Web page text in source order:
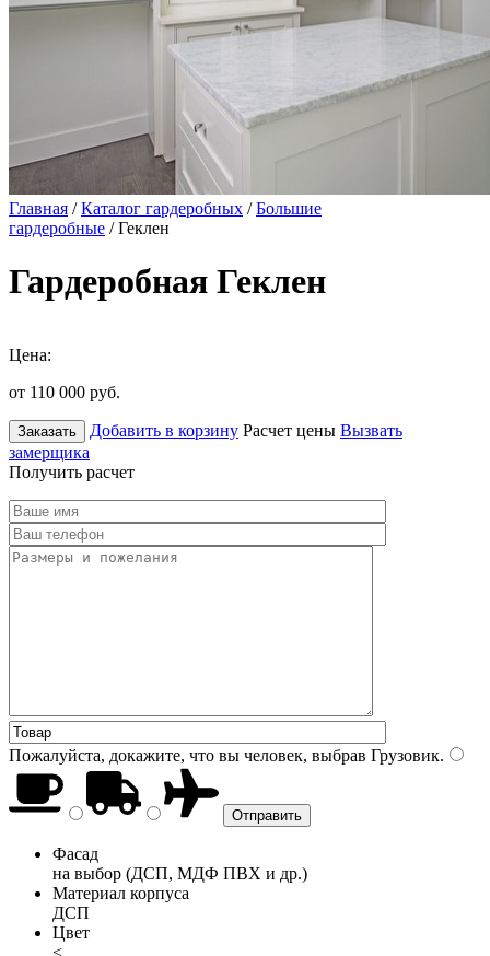
Главная /Каталог гардеробных /Большие
гардеробные / Геклен
Гардеробная Геклен
Цена:
от 110 000 руб.
Заказать Добавить в корзину Расчет цены Вызвать
замерщика
Получить расчет
Пожалуйста, докажите, что вы человек, выбрав Грузовик.
Фасад
на выбор (ДСП, МДФ ПВХ и др.)
Материал корпуса
ДСП
Цвет
<